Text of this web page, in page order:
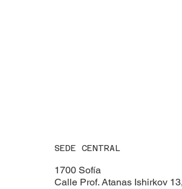
SEDE CENTRAL
1700 Sofía
Calle Prof. Atanas Ishirkov